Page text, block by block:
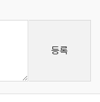
등록